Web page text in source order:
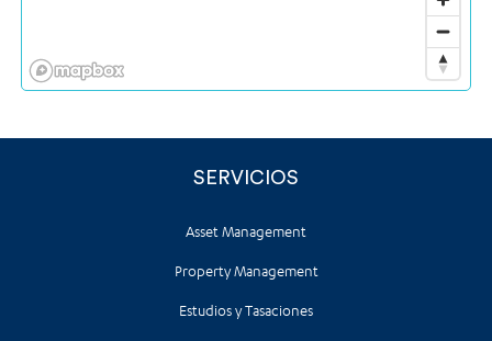
SERVICIOS
Asset Management
Property Management
Estudios y Tasaciones